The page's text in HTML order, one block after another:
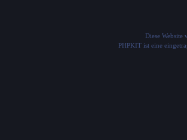
Diese Website
PHPKIT ist eine